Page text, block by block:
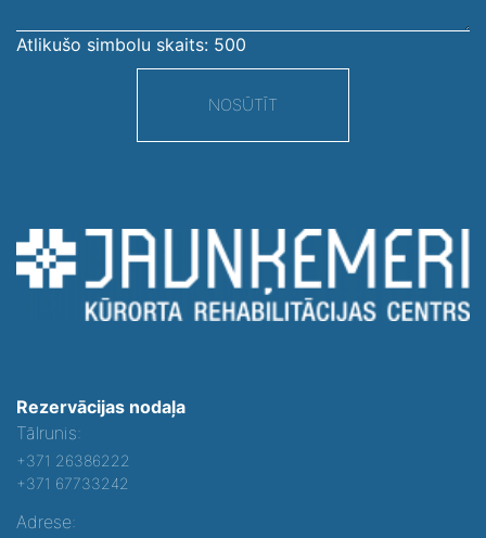
Atlikušo simbolu skaits: 500
NOSŪTĪT
Rezervācijas nodaļa
Tālrunis:
+371 26386222
+371 67733242
Adrese: